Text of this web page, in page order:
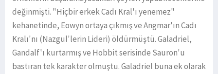
değinmişti. "Hiçbir erkek Cadı Kral'ı yenemez"
kehanetinde, Eowyn ortaya çıkmış ve Angmar'ın Cadı
Kralı'nı (Nazgul'lerin Lideri) öldürmüştü. Galadriel,
Gandalf'ı kurtarmış ve Hobbit serisinde Sauron'u
bastıran tek karakter olmuştu. Galadriel buna ek olarak